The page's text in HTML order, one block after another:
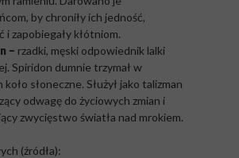
by chroniły ich jedność,
i zapobiegały kłótniom.
– rzadki, męski odpowiednik lalki
Spiridon dumnie trzymał w
koło słoneczne. Służył jako talizman
odwagę do życiowych zmian i
zwycięstwo światła nad mrokiem.
(źródła):